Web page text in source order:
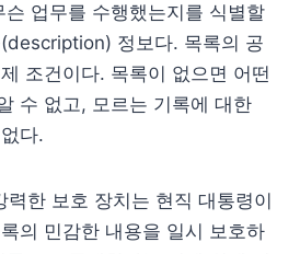
업무를 수행했는지를 식별할
정보다. 목록의 공
조건이다. 목록이 없으면 어떤
수 없고, 모르는 기록에 대한
다.
력한 보호 장치는 현직 대통령이
의 민감한 내용을 일시 보호하